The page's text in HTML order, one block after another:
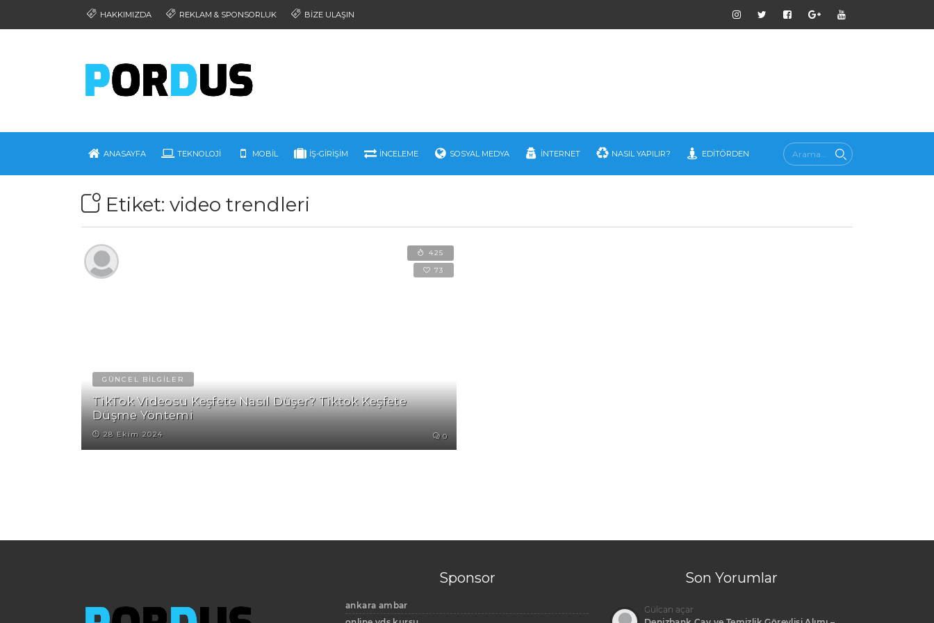
HAKKIMIZDA REKLAM & SPONSORLUK BIZE ULAŞIN
ANASAYFA TEKNOLOJI MOBIL İŞ-GIRIŞIM İNCELEME SOSYAL MEDYA İNTERNET NASIL YAPILIR? EDITÖRDEN
Etiket: video trendleri
GÜNCEL BİLGİLER
TikTok Videosu Keşfete Nasıl Düşer? Tiktok Keşfete
Düşme Yöntemi
73
425
28 Ekim 2024 0
Sponsor
ankara ambar
Son Yorumlar
Gülcan açar